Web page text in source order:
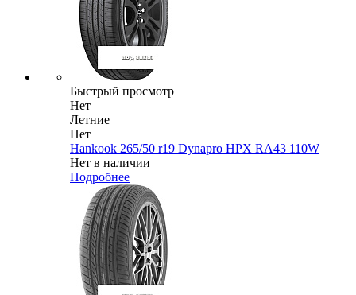
Быстрый просмотр
Нет
Летние
Нет
Hankook 265/50 r19 Dynapro HPX RA43 110W
Нет в наличии
Подробнее